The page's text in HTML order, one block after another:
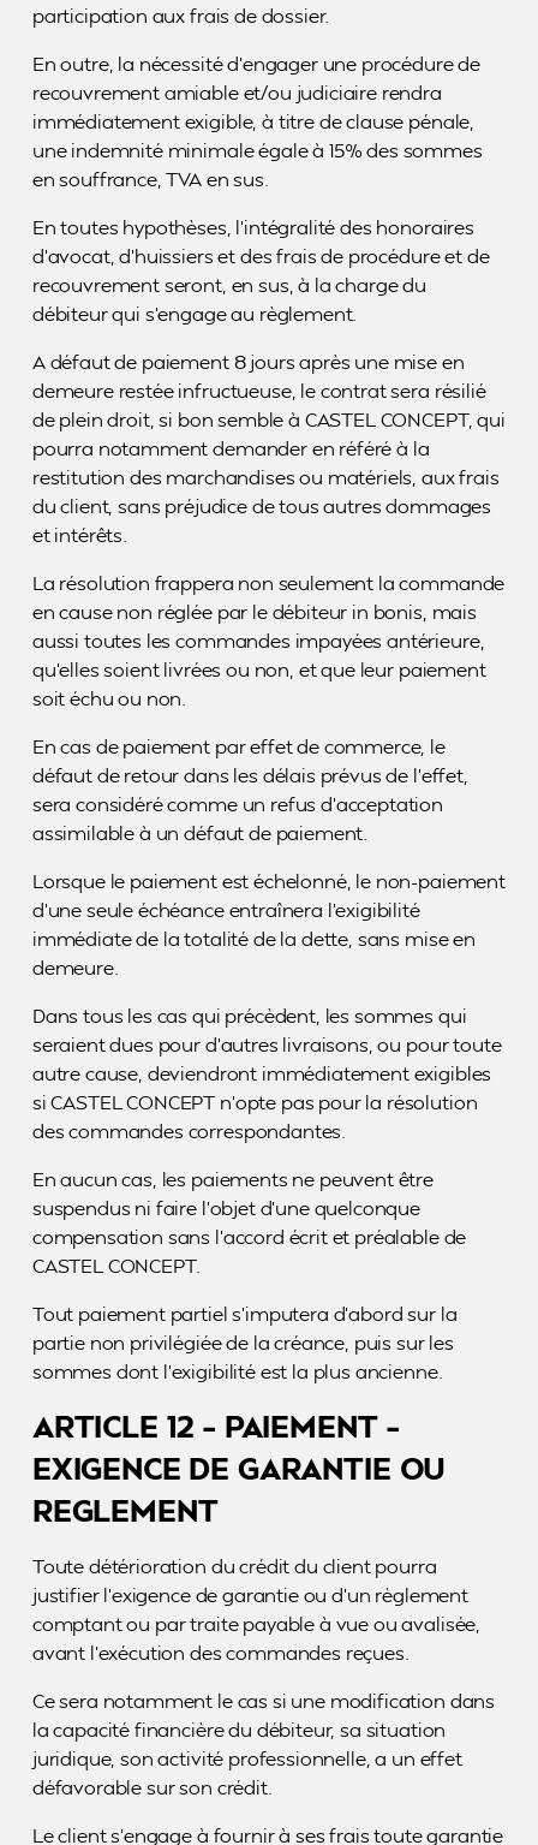
participation aux frais de dossier.
En outre, la nécessité d’engager une procédure de
recouvrement amiable et/ou judiciaire rendra
immédiatement exigible, à titre de clause pénale,
une indemnité minimale égale à 15% des sommes
en souffrance, TVA en sus.
En toutes hypothèses, l’intégralité des honoraires
d’avocat, d’huissiers et des frais de procédure et de
recouvrement seront, en sus, à la charge du
débiteur qui s’engage au règlement.
A défaut de paiement 8 jours après une mise en
demeure restée infructueuse, le contrat sera résilié
de plein droit, si bon semble à CASTEL CONCEPT, qui
pourra notamment demander en référé à la
restitution des marchandises ou matériels, aux frais
du client, sans préjudice de tous autres dommages
et intérêts.
La résolution frappera non seulement la commande
en cause non réglée par le débiteur in bonis, mais
aussi toutes les commandes impayées antérieure,
qu’elles soient livrées ou non, et que leur paiement
soit échu ou non.
En cas de paiement par effet de commerce, le
défaut de retour dans les délais prévus de l’effet,
sera considéré comme un refus d’acceptation
assimilable à un défaut de paiement.
Lorsque le paiement est échelonné, le non-paiement
d’une seule échéance entraînera l’exigibilité
immédiate de la totalité de la dette, sans mise en
demeure.
Dans tous les cas qui précèdent, les sommes qui
seraient dues pour d’autres livraisons, ou pour toute
autre cause, deviendront immédiatement exigibles
si CASTEL CONCEPT n’opte pas pour la résolution
des commandes correspondantes.
En aucun cas, les paiements ne peuvent être
suspendus ni faire l’objet d’une quelconque
compensation sans l’accord écrit et préalable de
CASTEL CONCEPT.
Tout paiement partiel s’imputera d’abord sur la
partie non privilégiée de la créance, puis sur les
sommes dont l’exigibilité est la plus ancienne.
ARTICLE 12 – PAIEMENT –
EXIGENCE DE GARANTIE OU
REGLEMENT
Toute détérioration du crédit du client pourra
justifier l’exigence de garantie ou d’un règlement
comptant ou par traite payable à vue ou avalisée,
avant l’exécution des commandes reçues.
Ce sera notamment le cas si une modification dans
la capacité financière du débiteur, sa situation
juridique, son activité professionnelle, a un effet
défavorable sur son crédit.
Le client s’engage à fournir à ses frais toute garantie